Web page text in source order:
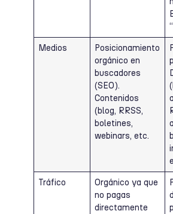
Medios
Posicionamiento
orgánico en
buscadores
(SEO).
Contenidos
(blog, RRSS,
boletines,
webinars, etc.
Tráfico
Orgánico ya que
no pagas
directamente